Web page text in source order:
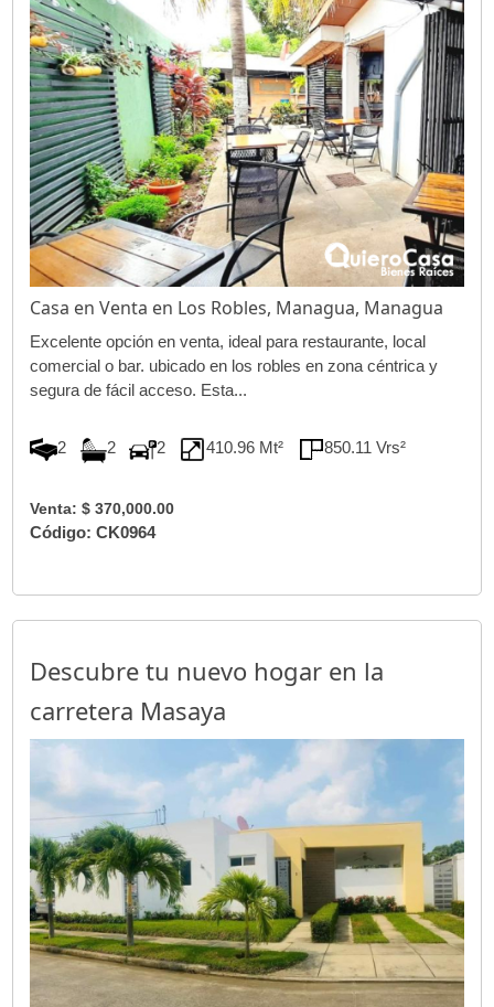
Casa en Venta en Los Robles, Managua, Managua
Excelente opción en venta, ideal para restaurante, local
comercial o bar. ubicado en los robles en zona céntrica y
segura de fácil acceso. Esta...
2 2 2 410.96 Mt² 850.11 Vrs²
Venta: $ 370,000.00
Código: CK0964
Descubre tu nuevo hogar en la
carretera Masaya